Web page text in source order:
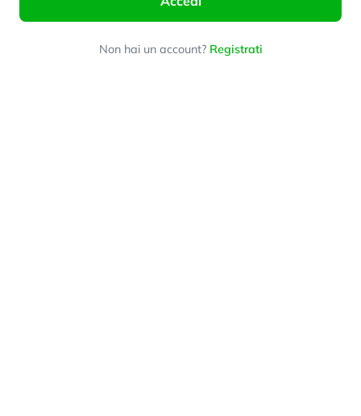
Non hai un account? Registrati